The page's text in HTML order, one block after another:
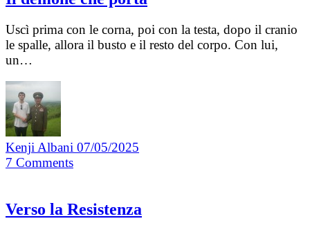
Uscì prima con le corna, poi con la testa, dopo il cranio
le spalle, allora il busto e il resto del corpo. Con lui,
un…
Kenji Albani 07/05/2025
7 Comments
Verso la Resistenza